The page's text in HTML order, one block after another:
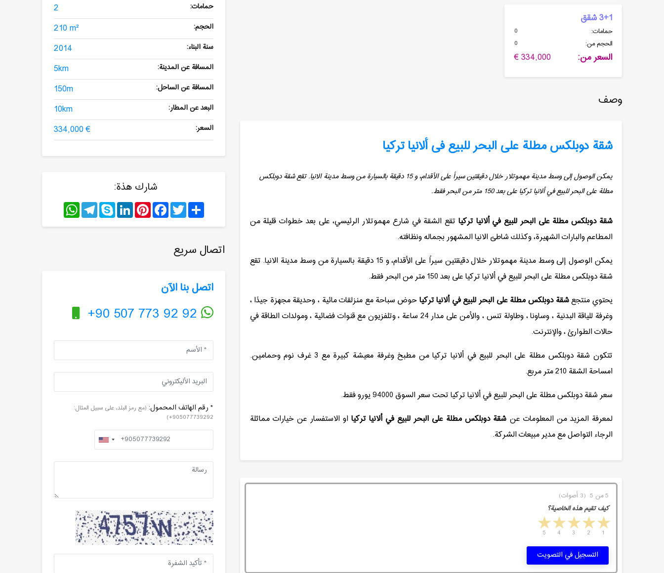
حمامات: 2
الحجم: 210 m²
سنة البناء: 2014
المسافة عن المدينة: 5km
المسافة عن الساحل: 150m
البعد عن المطار: 10km
السعر: 334,000 €
شارك هذة:
Share
Twitter
Facebook
Pinterest
LinkedIn
Skype
Telegram
WhatsApp
اتصال سريع
اتصل بنا الآن
+90 507 773 92 92
* رقم الهاتف المحمول: (مع رمز البلد، على سبيل المثال:
905077739292+)
3+1 شقق
حمامات:
0
الحجم من:
0
السعر من: 334,000 €
وصف
شقة دوبلكس مطلة على البحر للبیع فی ألانیا تركیا
يمكن الوصول إلى وسط مدينة مهموتلار خلال دقيقتين سيراً على الأقدام، و 15 دقيقة بالسيارة من وسط مدينة الانيا. تقع شقة دوبلكس
مطلة على البحر للبيع في ألانيا تركيا على بعد 150 متر من البحر فقط.
شقة دوبلكس مطلة على البحر للبيع في ألانيا تركيا تقع الشقة في شارع مهموتلار الرئيسي، على بعد خطوات قليلة من
المطاعم والبارات الشهيرة، وكذلك شاطئ الانيا المشهور بجماله ونظافته.
يمكن الوصول إلى وسط مدينة مهموتلار خلال دقيقتين سيراً على الأقدام، و 15 دقيقة بالسيارة من وسط مدينة الانيا. تقع
شقة دوبلكس مطلة على البحر للبيع في ألانيا تركيا على بعد 150 متر من البحر فقط.
يحتوي منتجعشقة دوبلكس مطلة على البحر للبيع في ألانيا تركياحوض سباحة مع منزلقات مائية ، وحديقة مجهزة جيدًا ،
وغرفة للياقة البدنية ، وساونا ، وطاولة تنس ، والأمن على مدار 24 ساعة ، وتلفزيون مع قنوات فضائية ، ومولدات الطاقة في
حالات الطوارئ ، والإنترنت.
تتكون شقة دوبلكس مطلة على البحر للبيع في ألانيا تركيا من مطبخ وغرفة معيشة كبيرة مع 3 غرف نوم وحمامين.
امساحة الشقة 210 متر مربع.
سعر شقة دوبلكس مطلة على البحر للبيع في ألانيا تركيا تحت سعر السوق 94000 يورو فقط.
لمعرفة المزيد من المعلومات عن شقة دوبلكس مطلة على البحر للبيع في ألانيا تركيا او الاستفسار عن خيارات مماثلة
الرجاء التواصل مع مدير مبيعات الشركة.
5 من 5 (3 أصوات)
كيف تقيم هذه الخاصية؟
4 stars 3 stars 2 stars 1 star
5 4 3 2 1
التسجيل في التصويت